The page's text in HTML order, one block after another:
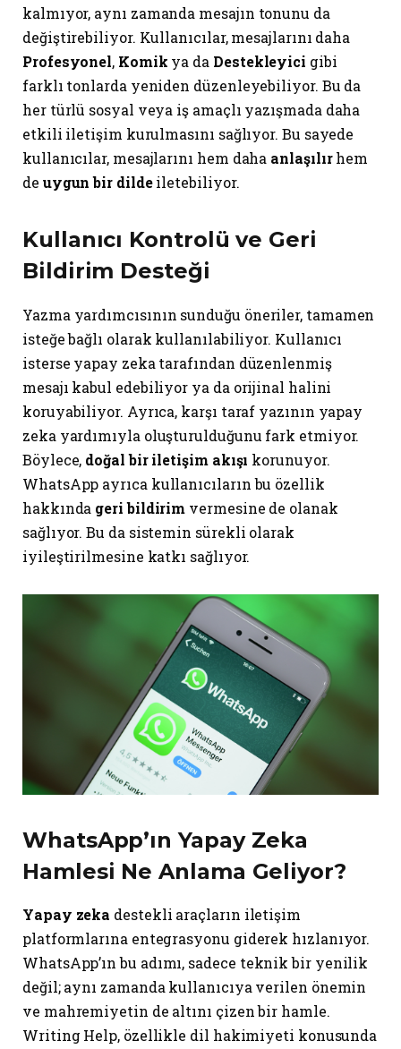
kalmıyor, aynı zamanda mesajın tonunu da
değiştirebiliyor. Kullanıcılar, mesajlarını daha
Profesyonel, Komik ya da Destekleyici gibi
farklı tonlarda yeniden düzenleyebiliyor. Bu da
her türlü sosyal veya iş amaçlı yazışmada daha
etkili iletişim kurulmasını sağlıyor. Bu sayede
kullanıcılar, mesajlarını hem daha anlaşılırhem
de uygun bir dildeiletebiliyor.
Kullanıcı Kontrolü ve Geri
Bildirim Desteği
Yazma yardımcısının sunduğu öneriler, tamamen
isteğe bağlı olarak kullanılabiliyor. Kullanıcı
isterse yapay zeka tarafından düzenlenmiş
mesajı kabul edebiliyor ya da orijinal halini
koruyabiliyor. Ayrıca, karşı taraf yazının yapay
zeka yardımıyla oluşturulduğunu fark etmiyor.
Böylece, doğal bir iletişim akışı korunuyor.
WhatsApp ayrıca kullanıcıların bu özellik
hakkında geri bildirim vermesine de olanak
sağlıyor. Bu da sistemin sürekli olarak
iyileştirilmesine katkı sağlıyor.
WhatsApp’ın Yapay Zeka
Hamlesi Ne Anlama Geliyor?
Yapay zeka destekli araçların iletişim
platformlarına entegrasyonu giderek hızlanıyor.
WhatsApp’ın bu adımı, sadece teknik bir yenilik
değil; aynı zamanda kullanıcıya verilen önemin
ve mahremiyetin de altını çizen bir hamle.
Writing Help, özellikle dil hakimiyeti konusunda